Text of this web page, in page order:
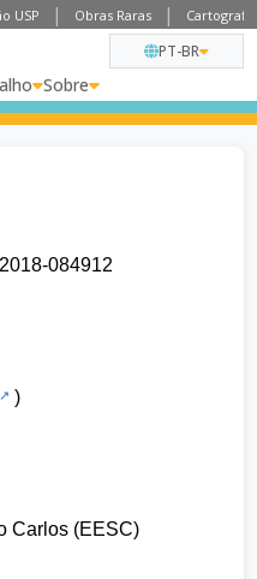
USP Obras Raras
Sobre
PT-BR
084912
)
Carlos (EESC)